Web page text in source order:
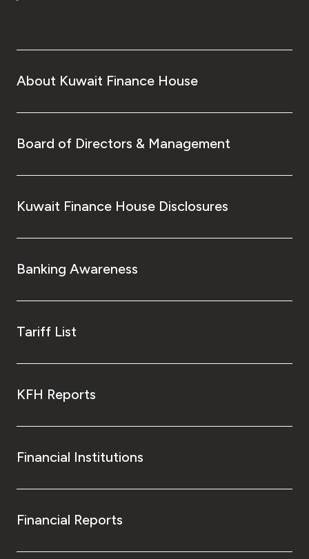
About Kuwait Finance House
Board of Directors & Management
Kuwait Finance House Disclosures
Banking Awareness
Tariff List
KFH Reports
Financial Institutions
Financial Reports